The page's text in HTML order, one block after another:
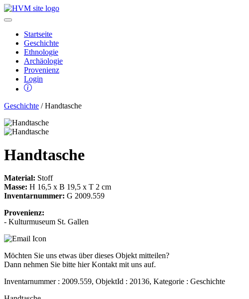
Startseite
Geschichte
Ethnologie
Archäologie
Provenienz
Login
Geschichte / Handtasche
Handtasche
Material: Stoff
Masse: H 16,5 x B 19,5 x T 2 cm
Inventarnummer: G 2009.559
Provenienz:
- Kulturmuseum St. Gallen
Möchten Sie uns etwas über dieses Objekt mitteilen?
Dann nehmen Sie bitte hier Kontakt mit uns auf.
Inventarnummer : 2009.559, ObjektId : 20136, Kategorie : Geschichte